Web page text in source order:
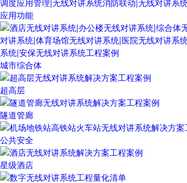
应用功能
城市综合体
超高层
隧道管廊
公共安全
星级酒店